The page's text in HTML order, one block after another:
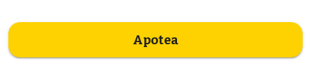
Apotea